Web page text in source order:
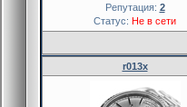
Репутация: 2
Статус: Не в сети
r013x